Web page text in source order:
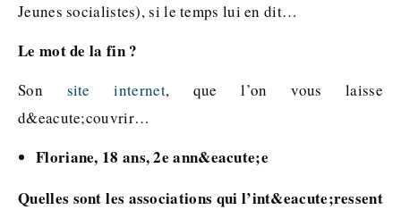
Jeunes socialistes), si le temps lui en dit…
Le mot de la fin ?
Son site internet, que l’on vous laisse
d&eacute;couvrir…
Floriane, 18 ans, 2e ann&eacute;e
Quelles sont les associations qui l’int&eacute;ressent